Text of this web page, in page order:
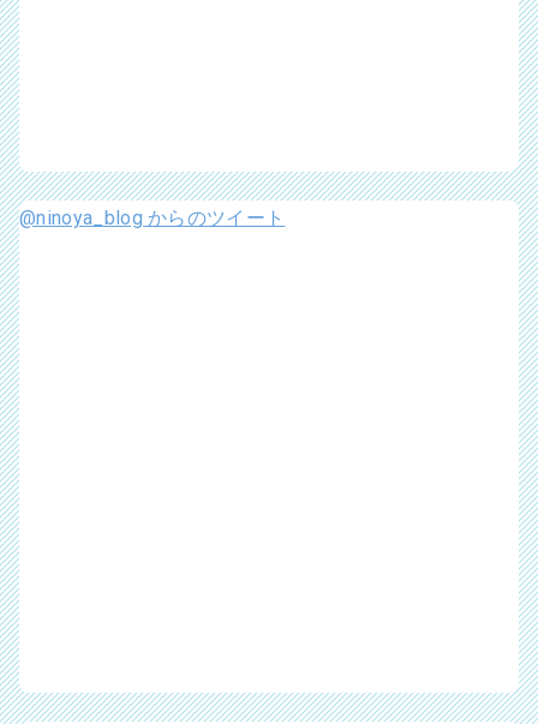
@ninoya_blog からのツイート